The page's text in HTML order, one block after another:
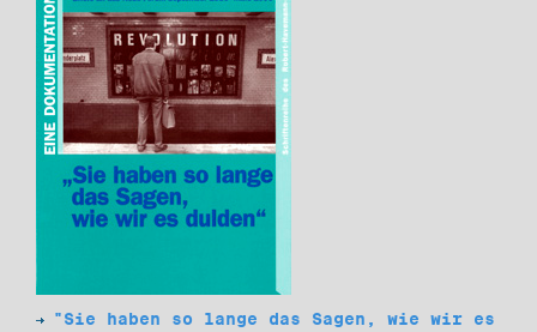
"Sie haben so lange das Sagen, wie wir es